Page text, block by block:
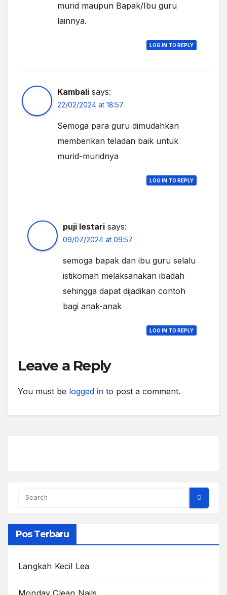
murid maupun Bapak/Ibu guru
lainnya.
LOG IN TO REPLY
Kambali says:
22/02/2024 at 18:57
Semoga para guru dimudahkan
memberikan teladan baik untuk
murid-muridnya
LOG IN TO REPLY
puji lestari says:
09/07/2024 at 09:57
semoga bapak dan ibu guru selalu
istikomah melaksanakan ibadah
sehingga dapat dijadikan contoh
bagi anak-anak
LOG IN TO REPLY
Leave a Reply
You must be logged in to post a comment.
Pos Terbaru
Langkah Kecil Lea
Monday Clean Nails